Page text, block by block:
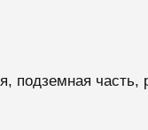
подземная часть,